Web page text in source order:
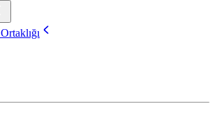
Ortaklığı